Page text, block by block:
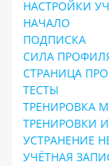
НАСТРОЙКИ
НАЧАЛО
ПОДПИСКА
СИЛА
СТРАНИЦА
ТЕСТЫ
ТРЕНИРОВКА
ТРЕНИРОВКИ
УСТРАНЕНИЕ
УЧЁТНАЯ